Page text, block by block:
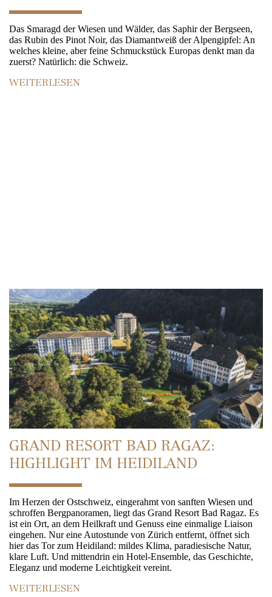
Das Smaragd der Wiesen und Wälder, das Saphir der Bergseen,
das Rubin des Pinot Noir, das Diamantweiß der Alpengipfel: An
welches kleine, aber feine Schmuckstück Europas denkt man da
zuerst? Natürlich: die Schweiz.
WEITERLESEN
GRAND RESORT BAD RAGAZ:
HIGHLIGHT IM HEIDILAND
Im Herzen der Ostschweiz, eingerahmt von sanften Wiesen und
schroffen Bergpanoramen, liegt das Grand Resort Bad Ragaz. Es
ist ein Ort, an dem Heilkraft und Genuss eine einmalige Liaison
eingehen. Nur eine Autostunde von Zürich entfernt, öffnet sich
hier das Tor zum Heidiland: mildes Klima, paradiesische Natur,
klare Luft. Und mittendrin ein Hotel-Ensemble, das Geschichte,
Eleganz und moderne Leichtigkeit vereint.
WEITERLESEN